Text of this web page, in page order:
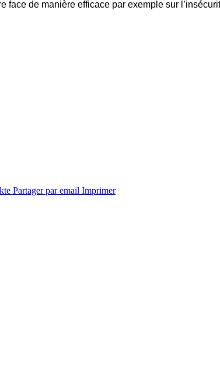
face de manière efficace par exemple sur
Partager par email Imprimer